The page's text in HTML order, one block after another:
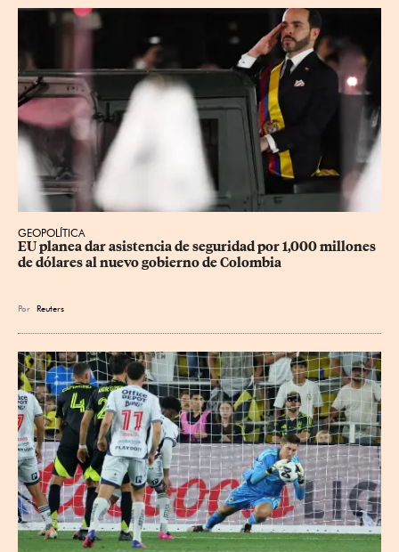
GEOPOLÍTICA
EU planea dar asistencia de seguridad por 1,000 millones
de dólares al nuevo gobierno de Colombia
Por Reuters